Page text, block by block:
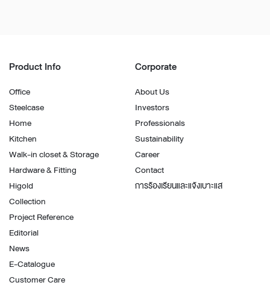
Product Info
Office
Steelcase
Home
Kitchen
Walk-in closet & Storage
Hardware & Fitting
Higold
Collection
Project Reference
Editorial
News
E-Catalogue
Customer Care
Corporate
About Us
Investors
Professionals
Sustainability
Career
Contact
การร้องเรียนและแจ้งเบาะแส